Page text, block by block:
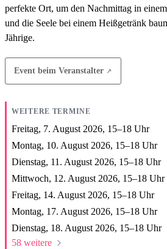
perfekte Ort, um den Nachmittag in
und die Seele bei einem Heißgetränk
Jährige.
Event beim Veranstalter
WEITERE TERMINE
Freitag, 7. August 2026, 15–18 Uhr
Montag, 10. August 2026, 15–18 Uhr
Dienstag, 11. August 2026, 15–18 Uhr
Mittwoch, 12. August 2026, 15–18 Uhr
Freitag, 14. August 2026, 15–18 Uhr
Montag, 17. August 2026, 15–18 Uhr
Dienstag, 18. August 2026, 15–18 Uhr
58 weitere